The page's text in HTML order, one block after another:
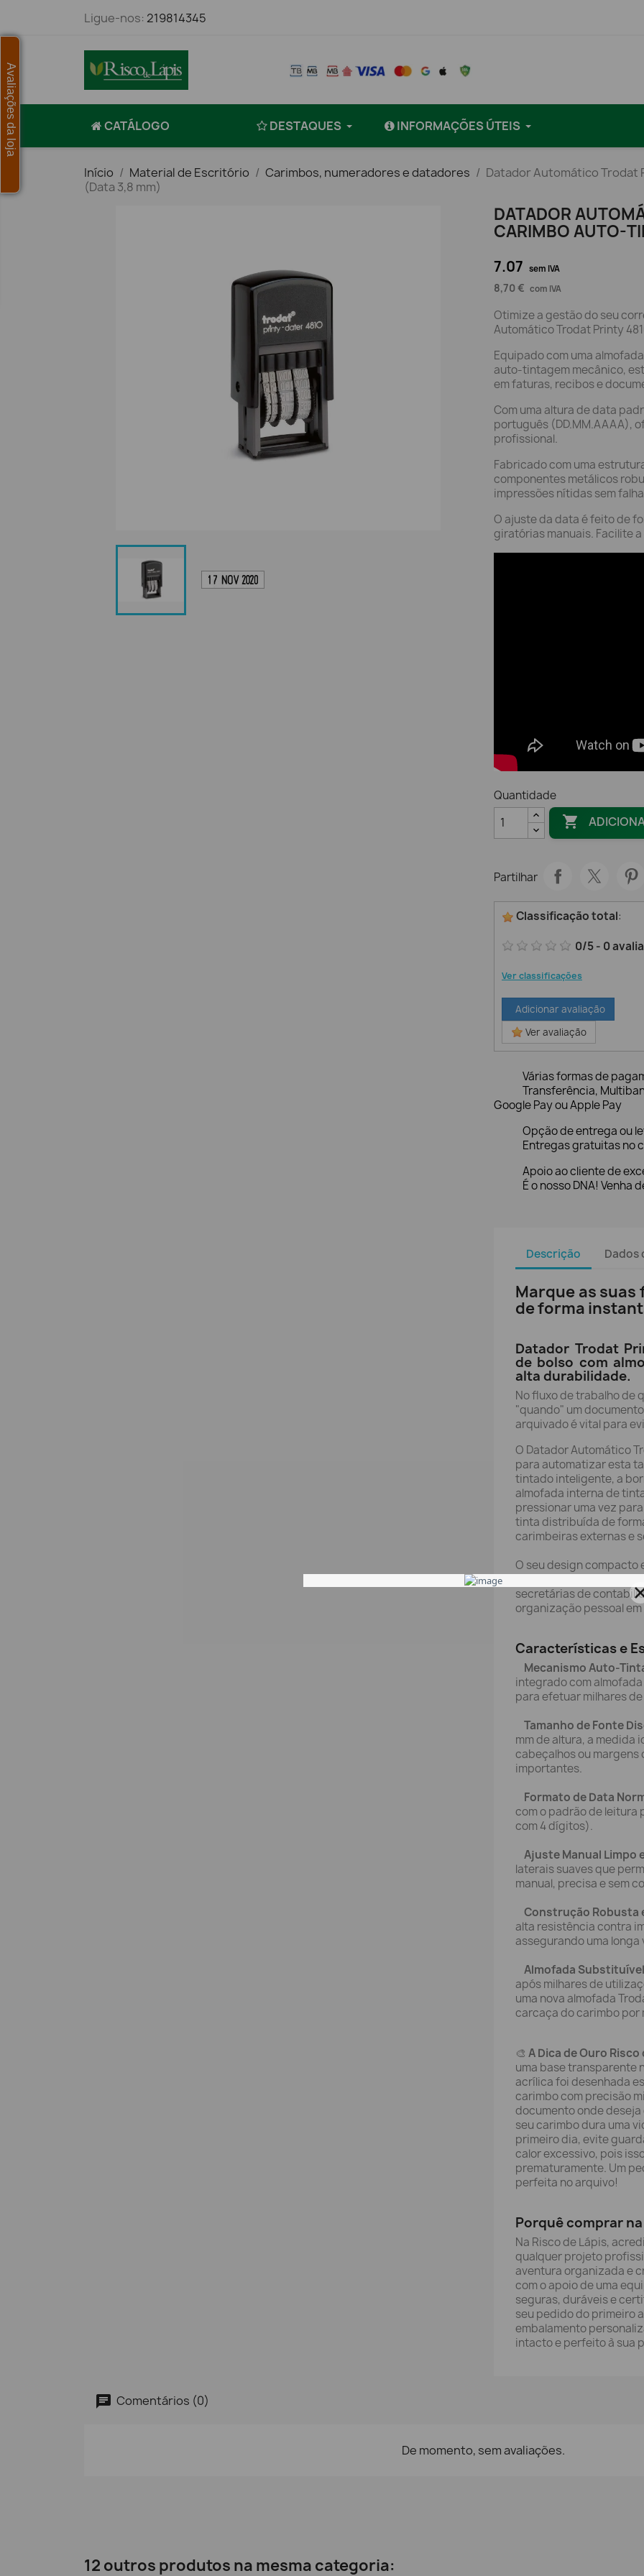
Ligue-nos: 219814345
CATÁLOGO DESTAQUES INFORMAÇÕES ÚTEIS
Início Material de Escritório Carimbos, numeradores e datadores
Datador Automático Trodat
(Data 3,8 mm)
DATADOR
CARIMBO AUTO-
7.07 sem IVA
8,70 € com IVA
Otimize a gestão do seu
Automático Trodat Printy
Equipado com uma
auto-tintagem mecânico,
em faturas, recibos e
Com uma altura de data
português (DD.MM.AAAA),
profissional.
Fabricado com uma
componentes metálicos
impressões nítidas sem
O ajuste da data é feito de
giratórias manuais. Facilite
Quantidade

Partilhar
Classificação total:
0/5- 0
Ver classificações
Adicionar avaliação
Ver avaliação
Várias formas de
Transferência,
Google Pay ou Apple Pay
Opção de entrega ou
Entregas gratuitas no
Apoio ao cliente de
É o nosso DNA! Venha
Descrição Dados
Marque as
de forma
Datador Trodat
de bolso com
alta durabilidade.
No fluxo de trabalho de
"quando" um
arquivado é vital para
O Datador Automático
para automatizar esta
tintado inteligente, a
almofada interna de
pressionar uma vez
tinta distribuída de
carimbeiras externas e
O seu design
mão, sendo leve para
secretárias de
organização pessoal
Características e
Mecanismo Auto-
integrado com
para efetuar milhares
Tamanho de Fonte
mm de altura, a medida
cabeçalhos ou
importantes.
Formato de Data
com o padrão de leitura
com 4 dígitos).
Ajuste Manual Limpo
laterais suaves que
manual, precisa e sem
Construção Robusta
alta resistência contra
assegurando uma
Almofada
após milhares de
uma nova almofada
carcaça do carimbo por
🎨 A Dica de Ouro Risco
uma base transparente
acrílica foi desenhada
carimbo com precisão
documento onde
seu carimbo dura uma
primeiro dia, evite
calor excessivo, pois
prematuramente. Um
perfeita no arquivo!
Porquê comprar
Na Risco de Lápis,
qualquer projeto
aventura organizada e
com o apoio de uma
seguras, duráveis e
seu pedido do primeiro
embalamento
intacto e perfeito à sua
Comentários (0)
De momento, sem avaliações.
12 outros produtos na mesma categoria:
Avaliações da loja